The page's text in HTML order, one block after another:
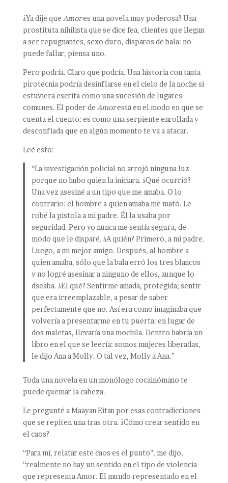
¿Ya dije que Amores una novela muy poderosa? Una
prostituta nihilista que se dice fea, clientes que llegan
a ser repugnantes, sexo duro, disparos de bala: no
puede fallar, piensa uno.
Pero podría. Claro que podría. Una historia con tanta
pirotecnia podría desinflarse en el cielo de la noche si
estuviera escrita como una sucesión de lugares
comunes. El poder de Amorestá en el modo en que se
cuenta el cuento: es como una serpiente enrollada y
desconfiada que en algún momento te va a atacar.
Leé esto:
“La investigación policial no arrojó ninguna luz
porque no hubo quien la iniciara. ¿Qué ocurrió?
Una vez asesiné a un tipo que me amaba. O lo
contrario: el hombre a quien amaba me mató. Le
robé la pistola a mi padre. Él la usaba por
seguridad. Pero yo nunca me sentía segura, de
modo que le disparé. ¿A quién? Primero, a mi padre.
Luego, a mi mejor amigo. Después, al hombre a
quien amaba, sólo que la bala erró los tres blancos
y no logré asesinar a ninguno de ellos, aunque lo
dseaba. ¿El qué? Sentirme amada, protegida; sentir
que era irreemplazable, a pesar de saber
perfectamente que no. Así era como imaginaba que
volvería a presentarme en tu puerta: en lugar de
dos maletas, llevaría una mochila. Dentro habría un
libro en el que se leería: somos mujeres liberadas,
le dijo Ana a Molly. O tal vez, Molly a Ana.”
Toda una novela en un monólogo cocainómano te
puede quemar la cabeza.
Le pregunté a Maayan Eitan por esas contradicciones
que se repiten una tras otra. ¿Cómo crear sentido en
el caos?
“Para mí, relatar este caos es el punto”, me dijo,
“realmente no hay un sentido en el tipo de violencia
que representa Amor. El mundo representado en el